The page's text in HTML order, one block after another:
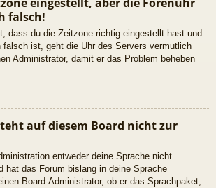
falsch!
dass du die Zeitzone richtig eingestellt hast und
ist, geht die Uhr des Servers vermutlich
Administrator, damit er das Problem beheben
auf diesem Board nicht zur
entweder deine Sprache nicht
hat das Forum bislang in deine Sprache
Board-Administrator, ob er das Sprachpaket,